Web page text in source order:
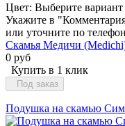
Цвет: Выберите вариант
Укажите в
или уточните по
Скамья Медичи
0 руб
Купить в 1 клик
Под заказ
Подушка на скамью